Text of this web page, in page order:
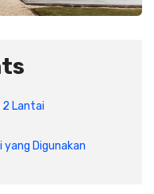
2 Lantai
yang Digunakan